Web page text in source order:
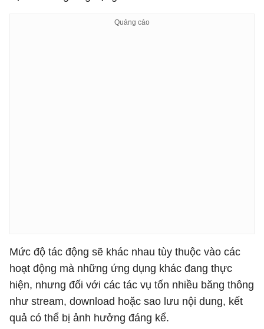
Mức độ tác động sẽ khác nhau tùy thuộc vào các
hoạt động mà những ứng dụng khác đang thực
hiện, nhưng đối với các tác vụ tốn nhiều băng thông
như stream, download hoặc sao lưu nội dung, kết
quả có thể bị ảnh hưởng đáng kể.